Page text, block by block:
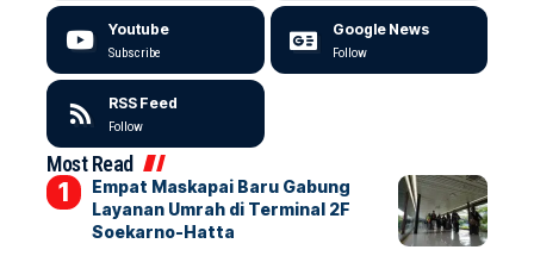
Youtube
Subscribe
Google News
Follow
RSS Feed
Follow
Most Read
Empat Maskapai Baru Gabung
Layanan Umrah di Terminal 2F
Soekarno-Hatta